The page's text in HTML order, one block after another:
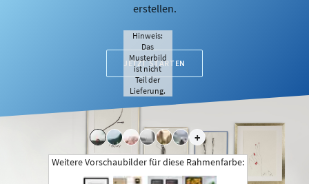
erstellen.
JETZT STARTEN
+
Hinweis:
Das
Musterbild
ist nicht
Teil der
Lieferung.
Weitere Vorschaubilder für diese Rahmenfarbe: